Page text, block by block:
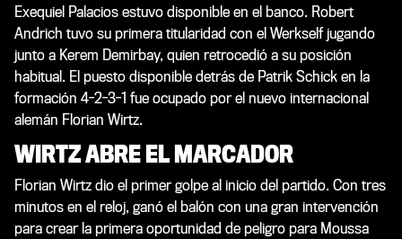
Exequiel Palacios estuvo disponible en el banco. Robert
Andrich tuvo su primera titularidad con el Werkself jugando
junto a Kerem Demirbay, quien retrocedió a su posición
habitual. El puesto disponible detrás de Patrik Schick en la
formación 4-2-3-1 fue ocupado por el nuevo internacional
alemán Florian Wirtz.
WIRTZ ABRE EL MARCADOR
Florian Wirtz dio el primer golpe al inicio del partido. Con tres
minutos en el reloj, ganó el balón con una gran intervención
para crear la primera oportunidad de peligro para Moussa